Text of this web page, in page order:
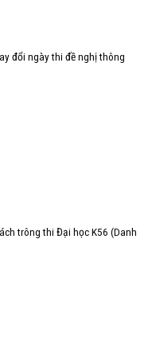
đổi ngày thi đề nghị thông
trông thi Đại học K56 (Danh